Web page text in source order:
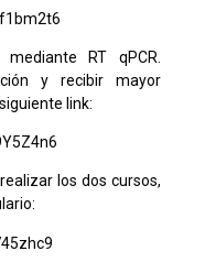
RT qPCR.
y recibir mayor
link:
los dos cursos,